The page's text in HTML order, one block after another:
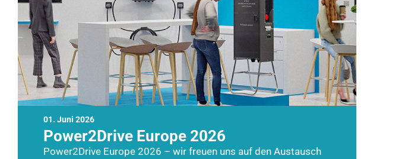
01. Juni 2026
Power2Drive Europe 2026
Power2Drive Europe 2026 – wir freuen uns auf den Austausch